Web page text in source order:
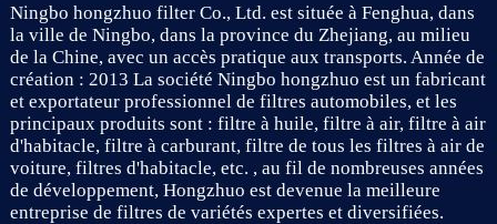
Ningbo hongzhuo filter Co., Ltd. est située à Fenghua, dans
la ville de Ningbo, dans la province du Zhejiang, au milieu
de la Chine, avec un accès pratique aux transports. Année de
création : 2013 La société Ningbo hongzhuo est un fabricant
et exportateur professionnel de filtres automobiles, et les
principaux produits sont : filtre à huile, filtre à air, filtre à air
d'habitacle, filtre à carburant, filtre de tous les filtres à air de
voiture, filtres d'habitacle, etc. , au fil de nombreuses années
de développement, Hongzhuo est devenue la meilleure
entreprise de filtres de variétés expertes et diversifiées.